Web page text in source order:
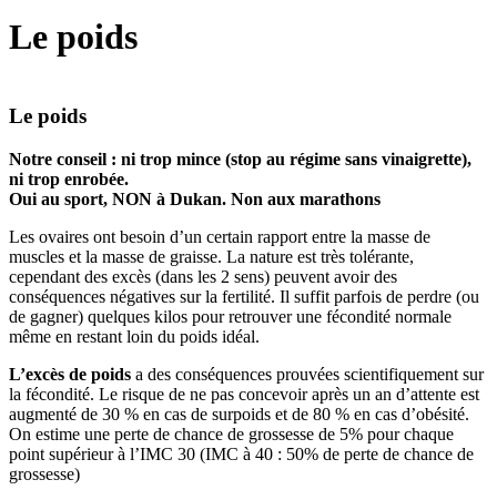
Le poids
Le poids
Notre conseil : ni trop mince (stop au régime sans vinaigrette),
ni trop enrobée.
Oui au sport, NON à Dukan. Non aux marathons
Les ovaires ont besoin d’un certain rapport entre la masse de
muscles et la masse de graisse. La nature est très tolérante,
cependant des excès (dans les 2 sens) peuvent avoir des
conséquences négatives sur la fertilité. Il suffit parfois de perdre (ou
de gagner) quelques kilos pour retrouver une fécondité normale
même en restant loin du poids idéal.
L’excès de poids a des conséquences prouvées scientifiquement sur
la fécondité. Le risque de ne pas concevoir après un an d’attente est
augmenté de 30 % en cas de surpoids et de 80 % en cas d’obésité.
On estime une perte de chance de grossesse de 5% pour chaque
point supérieur à l’IMC 30 (IMC à 40 : 50% de perte de chance de
grossesse)